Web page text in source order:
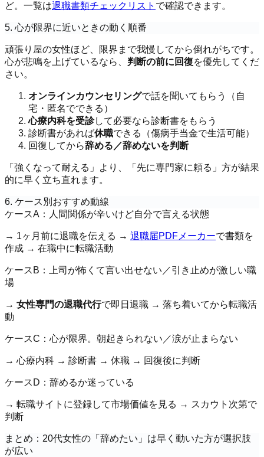
ど。一覧は退職書類チェックリスト で確認できます。
5. 心が限界に近いときの動く順番
頑張り屋の女性ほど、限界まで我慢してから倒れがちです。
心が悲鳴を上げているなら、 判断の前に回復を優先してくだ
さい。
オンラインカウンセリングで話を聞いてもらう（自
宅・匿名でできる）
心療内科を受診して必要なら診断書をもらう
診断書があれば休職できる（傷病手当金で生活可能）
回復してから辞める／辞めないを判断
「強くなって耐える」より、「先に専門家に頼る」方が結果
的に早く立ち直れます。
6. ケース別おすすめ動線
ケースA：人間関係が辛いけど自分で言える状態
→ 1ヶ月前に退職を伝える → 退職届PDFメーカーで書類を
作成 → 在職中に転職活動
ケースB：上司が怖くて言い出せない／引き止めが激しい職
場
→ 女性専門の退職代行で即日退職 → 落ち着いてから転職活
動
ケースC：心が限界。朝起きられない／涙が止まらない
→ 心療内科 → 診断書 → 休職 → 回復後に判断
ケースD：辞めるか迷っている
→ 転職サイトに登録して市場価値を見る → スカウト次第で
判断
まとめ：20代女性の「辞めたい」は早く動いた方が選択肢
が広い